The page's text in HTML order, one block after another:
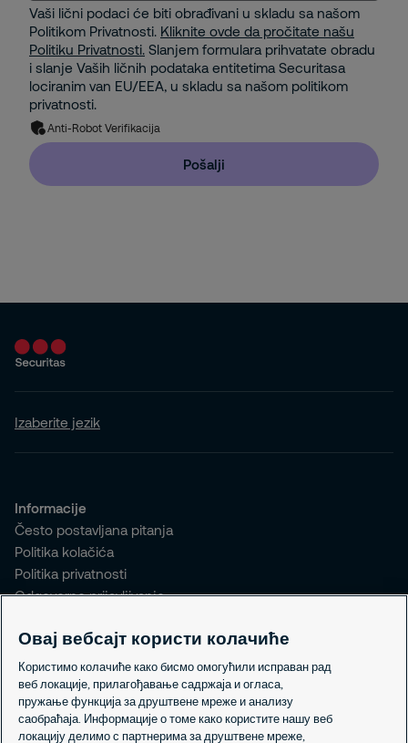
Vaši lični podaci će biti obrađivani u skladu sa našom
Politikom Privatnosti. Kliknite ovde da pročitate našu
Politiku Privatnosti. Slanjem formulara prihvatate obradu
i slanje Vaših ličnih podataka entitetima Securitasa
lociranim van EU/EEA, u skladu sa našom politikom
privatnosti.
Anti-Robot Verifikacija
Pošalji
Izaberite jezik
Informacije
Često postavljana pitanja
Politika kolačića
Politika privatnosti
Odgovorno prijavljivanje
Kontakt
+381 11 2284 050
office@securitas.co.rs
Lokacije
Овај вебсајт користи колачиће
Користимо колачиће како бисмо омогућили исправан рад
веб локације, прилагођавање садржаја и огласа,
пружање функција за друштвене мреже и анализу
саобраћаја. Информације о томе како користите нашу веб
локацију делимо с партнерима за друштвене мреже,